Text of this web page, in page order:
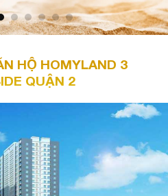
HỘ HOMYLAND 3
QUẬN 2